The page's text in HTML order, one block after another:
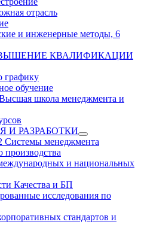
отрасль
и инженерные методы, 6
КВАЛИФИКАЦИИ
графику
обучение
школа менеджмента и
И РАЗРАБОТКИ
менеджмента
производства
и национальных
Качества и БП
исследования по
стандартов и